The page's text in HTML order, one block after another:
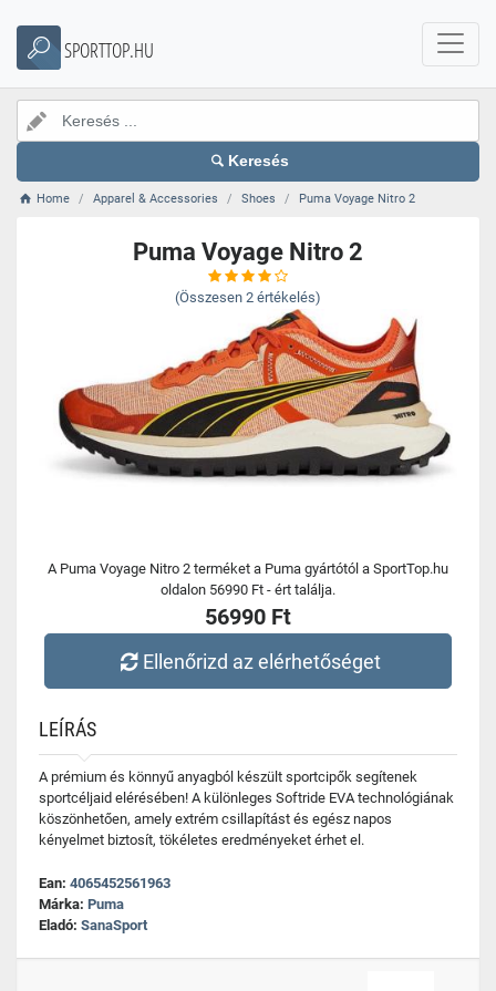
SPORTTOP.HU
Keresés
Home Apparel & Accessories Shoes Puma Voyage Nitro 2
Puma Voyage Nitro 2
(Összesen 2 értékelés)
A Puma Voyage Nitro 2 terméket a Puma gyártótól a SportTop.hu
oldalon 56990 Ft - ért találja.
56990 Ft
Ellenőrizd az elérhetőséget
LEÍRÁS
A prémium és könnyű anyagból készült sportcipők segítenek
sportcéljaid elérésében! A különleges Softride EVA technológiának
köszönhetően, amely extrém csillapítást és egész napos
kényelmet biztosít, tökéletes eredményeket érhet el.
Ean: 4065452561963
Márka: Puma
Eladó: SanaSport